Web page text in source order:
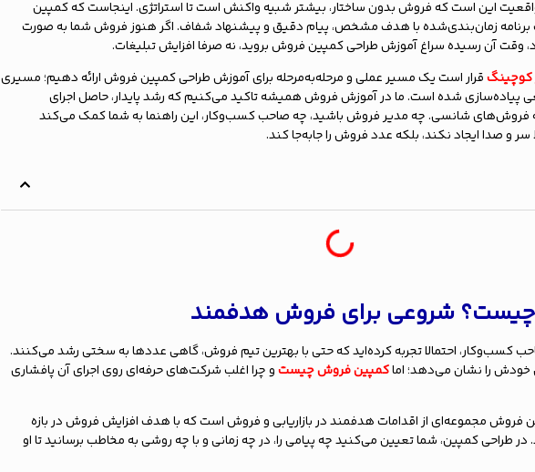
این است که فروش بدون ساختار، بیشتر شبیه واکنش است تا استراتژی. اینجاست که کمپین
برنامه زمان‌بندی‌شده با هدف مشخص، پیام دقیق و پیشنهاد شفاف. اگر هنوز فروش شما به صورت
وقت آن رسیده سراغ آموزش طراحی کمپین فروش بروید، نه صرفا افزایش تبلیغات.
کوچینگقرار است یک مسیر عملی و مرحله‌به‌مرحله برای آموزش طراحی کمپین فروش ارائه دهیم؛ مسیری
پیاده‌سازی شده است. ما در آموزش فروش همیشه تاکید می‌کنیم که رشد پایدار، حاصل اجرای
شانسی. چه مدیر فروش باشید، چه صاحب کسب‌وکار، این راهنما به شما کمک می‌کند
و صدا ایجاد نکند، بلکه عدد فروش را جابه‌جا کند.
شروعی برای فروش هدفمند
کسب‌وکار، احتمالا تجربه کرده‌اید که حتی با بهترین تیم فروش، گاهی عددها به سختی رشد می‌کنند.
را نشان می‌دهد؛ اماکمپین فروش چیستو چرا اغلب شرکت‌های حرفه‌ای روی اجرای آن پافشاری
فروش مجموعه‌ای از اقدامات هدفمند در بازاریابی و فروش است که با هدف افزایش فروش در بازه
طراحی کمپین، شما تعیین می‌کنید چه پیامی را، در چه زمانی و با چه روشی به مخاطب برسانید تا او